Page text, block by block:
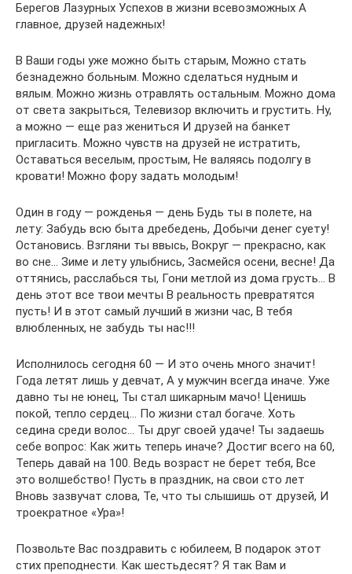
Берегов Лазурных Успехов в жизни всевозможных А
главное, друзей надежных!
В Ваши годы уже можно быть старым, Можно стать
безнадежно больным. Можно сделаться нудным и
вялым. Можно жизнь отравлять остальным. Можно дома
от света закрыться, Телевизор включить и грустить. Ну,
а можно — еще раз жениться И друзей на банкет
пригласить. Можно чувств на друзей не истратить,
Оставаться веселым, простым, Не валяясь подолгу в
кровати! Можно фору задать молодым!
Один в году — рожденья — день Будь ты в полете, на
лету: Забудь всю быта дребедень, Добычи денег суету!
Остановись. Взгляни ты ввысь, Вокруг — прекрасно, как
во сне… Зиме и лету улыбнись, Засмейся осени, весне! Да
оттянись, расслабься ты, Гони метлой из дома грусть… В
день этот все твои мечты В реальность превратятся
пусть! И в этот самый лучший в жизни час, В тебя
влюбленных, не забудь ты нас!!!
Исполнилось сегодня 60 — И это очень много значит!
Года летят лишь у девчат, А у мужчин всегда иначе. Уже
давно ты не юнец, Ты стал шикарным мачо! Ценишь
покой, тепло сердец… По жизни стал богаче. Хоть
седина среди волос… Ты друг своей удаче! Ты задаешь
себе вопрос: Как жить теперь иначе? Достиг всего на 60,
Теперь давай на 100. Ведь возраст не берет тебя, Все
это волшебство! Пусть в праздник, на свои сто лет
Вновь зазвучат слова, Те, что ты слышишь от друзей, И
троекратное «Ура»!
Позвольте Вас поздравить с юбилеем, В подарок этот
стих преподнести. Как шестьдесят? Я так Вам и